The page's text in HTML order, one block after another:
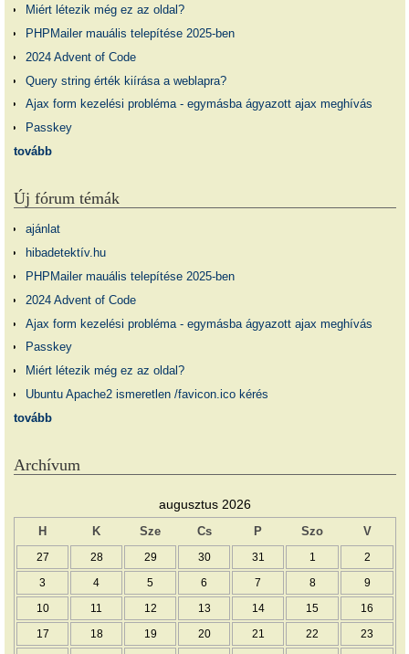
Miért létezik még ez az oldal?
PHPMailer mauális telepítése 2025-ben
2024 Advent of Code
Query string érték kiírása a weblapra?
Ajax form kezelési probléma - egymásba ágyazott ajax meghívás
Passkey
tovább
Új fórum témák
ajánlat
hibadetektív.hu
PHPMailer mauális telepítése 2025-ben
2024 Advent of Code
Ajax form kezelési probléma - egymásba ágyazott ajax meghívás
Passkey
Miért létezik még ez az oldal?
Ubuntu Apache2 ismeretlen /favicon.ico kérés
tovább
Archívum
augusztus 2026
H K Sze Cs P Szo V
27 28 29 30 31 1 2
3 4 5 6 7 8 9
10 11 12 13 14 15 16
17 18 19 20 21 22 23